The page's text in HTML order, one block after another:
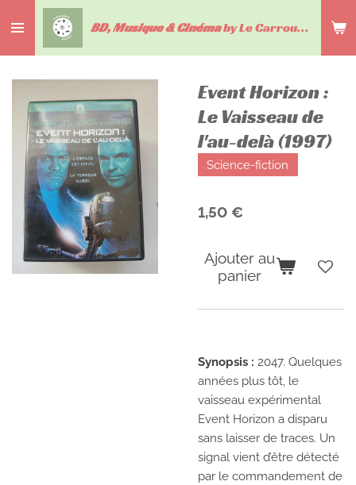
au
contenu
BD, Musique & Cinémaby Le Carrousel du livre
Event Horizon :
Le Vaisseau de
l'au-delà (1997)
Science-fiction
1,50 €
Ajouter au
panier
Synopsis : 2047. Quelques
années plus tôt, le
vaisseau expérimental
Event Horizon a disparu
sans laisser de traces. Un
signal vient d’être détecté
par le commandement de